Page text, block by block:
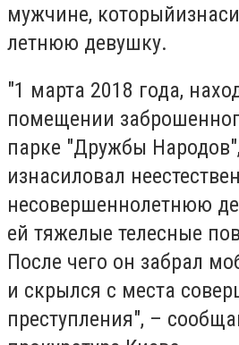
мужчине,
летнюю девушку.
"1 марта 2018 года,
помещении
парке "Дружбы
изнасиловал
несовершеннолетнюю
ей тяжелые телесные
После чего он забрал
и скрылся с места
преступления", –